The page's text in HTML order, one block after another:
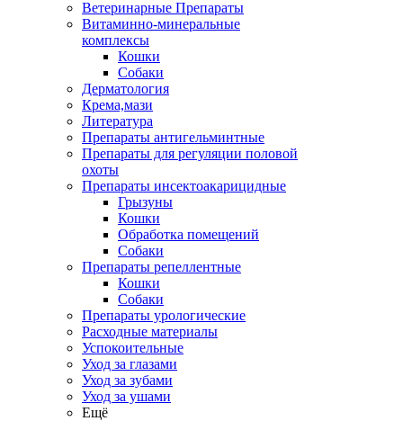
Ветеринарные Препараты
Витаминно-минеральные
комплексы
Кошки
Собаки
Дерматология
Крема,мази
Литература
Препараты антигельминтные
Препараты для регуляции половой
охоты
Препараты инсектоакарицидные
Грызуны
Кошки
Обработка помещений
Собаки
Препараты репеллентные
Кошки
Собаки
Препараты урологические
Расходные материалы
Успокоительные
Уход за глазами
Уход за зубами
Уход за ушами
Ещё